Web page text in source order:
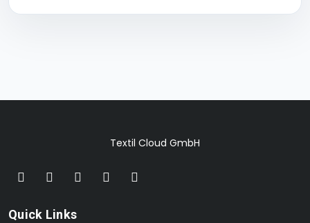
Textil Cloud GmbH
Quick Links